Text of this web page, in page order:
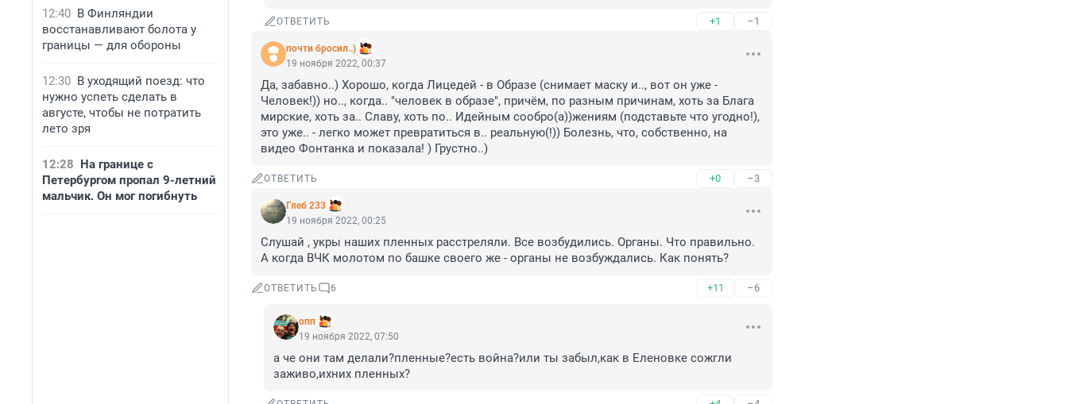
12:40 В Финляндии
восстанавливают болота у
границы — для обороны
12:30 В уходящий поезд: что
нужно успеть сделать в
августе, чтобы не потратить
лето зря
12:28 На границе с
Петербургом пропал 9-летний
мальчик. Он мог погибнуть
ОТВЕТИТЬ +1 –1
почти бросил..)
19 ноября 2022, 00:37
Да, забавно..) Хорошо, когда Лицедей - в Образе (снимает маску и.., вот он уже -
Человек!)) но.., когда.. "человек в образе", причём, по разным причинам, хоть за Блага
мирские, хоть за.. Славу, хоть по.. Идейным сообро(а))жениям (подставьте что угодно!),
это уже.. - легко может превратиться в.. реальную(!)) Болезнь, что, собственно, на
видео Фонтанка и показала! ) Грустно..)
ОТВЕТИТЬ +0 –3
Глеб 233
19 ноября 2022, 00:25
Слушай , укры наших пленных расстреляли. Все возбудились. Органы. Что правильно.
А когда ВЧК молотом по башке своего же - органы не возбуждались. Как понять?
ОТВЕТИТЬ 6 +11 –6
опп
19 ноября 2022, 07:50
а че они там делали?пленные?есть война?или ты забыл,как в Еленовке сожгли
заживо,ихних пленных?